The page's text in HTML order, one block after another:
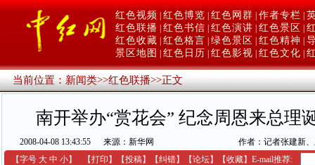
红色视频 红色博览 红色网群 作者专栏
红色联播 红色书信 红色演讲 红色景区
红色收藏 红色格言 绿色景区 红色精神
景区地图
红色日历 红色影视 红色文化
当前位置：新闻类>>红色联播>>正文
南开举办“赏花会” 纪念周恩来总理
2008-04-08 13:43:55 来源：新华网
作者：记者张建新
【字号 大 中 小】 【打印 】 【投稿】 【纠错】 【论坛】 【收藏】 E-mail推荐: